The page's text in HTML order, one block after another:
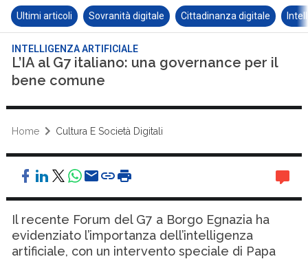
Ultimi articoli Sovranità digitale Cittadinanza digitale
INTELLIGENZA ARTIFICIALE
L’IA al G7 italiano: una governance per il
bene comune
Home Cultura E Società Digitali
Il recente Forum del G7 a Borgo Egnazia ha
evidenziato l’importanza dell’intelligenza
artificiale, con un intervento speciale di Papa